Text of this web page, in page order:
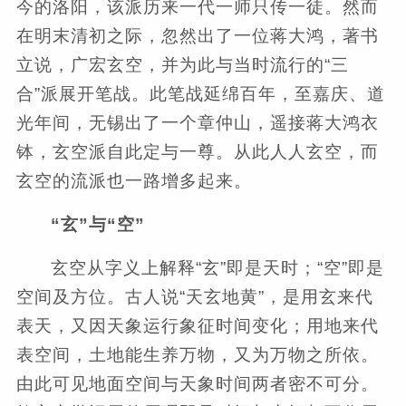
今的洛阳，该派历来一代一师只传一徒。然而
在明末清初之际，忽然出了一位蒋大鸿，著书
立说，广宏玄空，并为此与当时流行的“三
合”派展开笔战。此笔战延绵百年，至嘉庆、道
光年间，无锡出了一个章仲山，遥接蒋大鸿衣
钵，玄空派自此定与一尊。从此人人玄空，而
玄空的流派也一路增多起来。
“玄”与“空”
玄空从字义上解释“玄”即是天时；“空”即是
空间及方位。古人说“天玄地黄”，是用玄来代
表天，又因天象运行象征时间变化；用地来代
表空间，土地能生养万物，又为万物之所依。
由此可见地面空间与天象时间两者密不可分。